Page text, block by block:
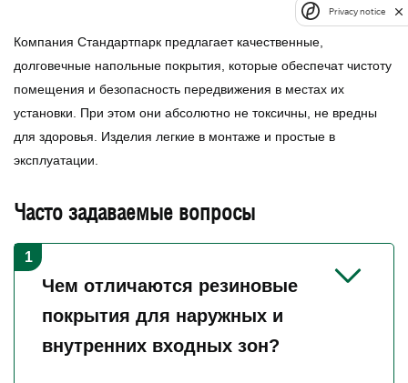
Компания Стандартпарк предлагает качественные,
долговечные напольные покрытия, которые обеспечат чистоту
помещения и безопасность передвижения в местах их
установки. При этом они абсолютно не токсичны, не вредны
для здоровья. Изделия легкие в монтаже и простые в
эксплуатации.
Часто задаваемые вопросы
Чем отличаются резиновые
покрытия для наружных и
внутренних входных зон?
Privacy notice